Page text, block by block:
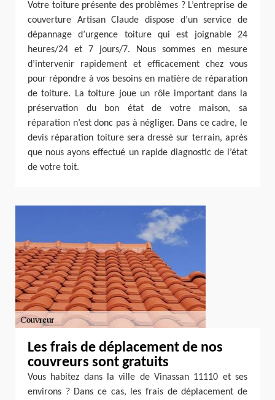
Votre toiture présente des problèmes ? L’entreprise de
couverture Artisan Claude dispose d’un service de
dépannage d’urgence toiture qui est joignable 24
heures/24 et 7 jours/7. Nous sommes en mesure
d’intervenir rapidement et efficacement chez vous
pour répondre à vos besoins en matière de réparation
de toiture. La toiture joue un rôle important dans la
préservation du bon état de votre maison, sa
réparation n’est donc pas à négliger. Dans ce cadre, le
devis réparation toiture sera dressé sur terrain, après
que nous ayons effectué un rapide diagnostic de l’état
de votre toit.
Les frais de déplacement de nos
couvreurs sont gratuits
Vous habitez dans la ville de Vinassan 11110 et ses
environs ? Dans ce cas, les frais de déplacement de